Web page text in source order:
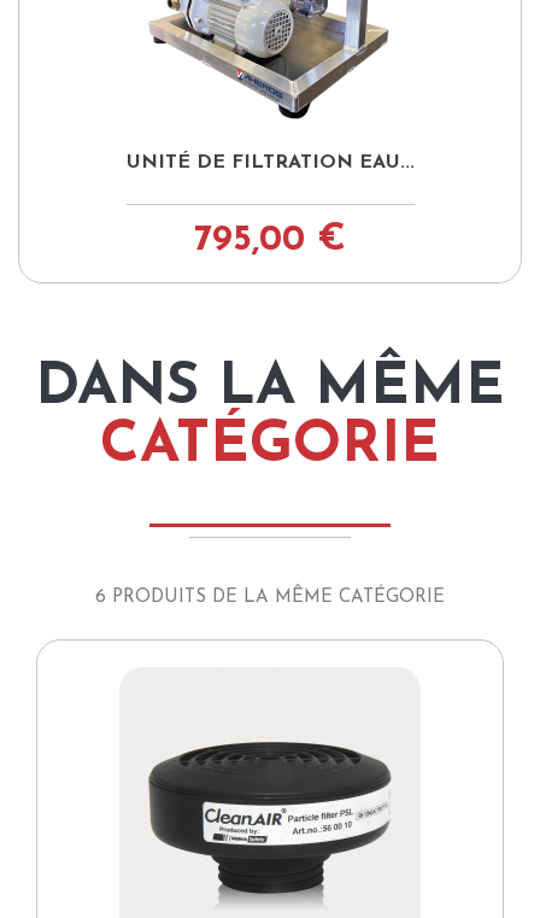
UNITÉ DE FILTRATION EAU...
795,00 €
DANS LA MÊME
CATÉGORIE
6 PRODUITS DE LA MÊME CATÉGORIE